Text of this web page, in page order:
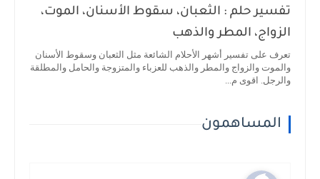
تفسير حلم : الثعبان، سقوط الأسنان، الموت،
الزواج، المطر والذهب
تعرف على تفسير أشهر الأحلام الشائعة مثل الثعبان وسقوط الأسنان
والموت والزواج والمطر والذهب للعزباء والمتزوجة والحامل والمطلقة
والرجل. اقوى م...
المساهمون